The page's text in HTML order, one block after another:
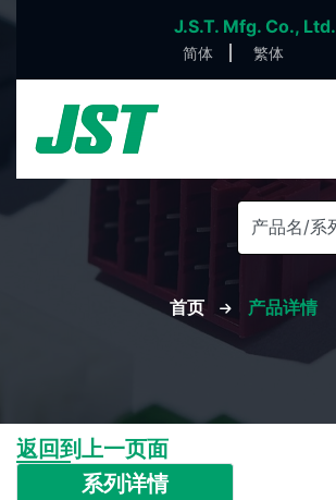
J.S.T. Mfg. Co., Ltd.
简体 繁体
首页 产品详情
返回到上一页面
系列详情